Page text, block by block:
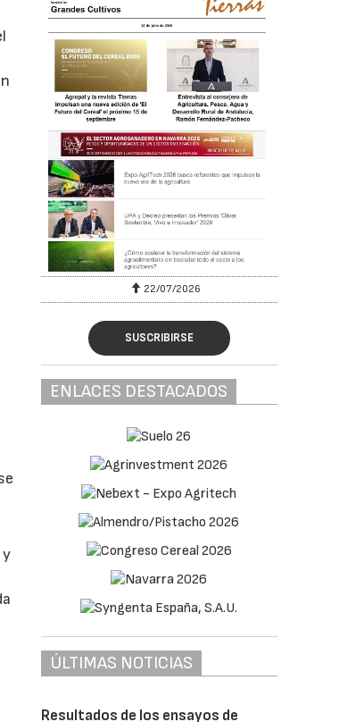
y
22/07/2026
SUSCRIBIRSE
ENLACES DESTACADOS
ÚLTIMAS NOTICIAS
Resultados de los ensayos de